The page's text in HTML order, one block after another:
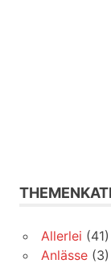
Allerlei (41)
Anlässe(3)